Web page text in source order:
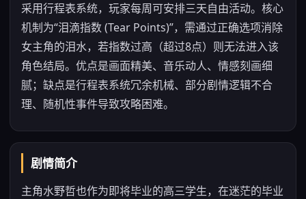
采用行程表系统，玩家每周可安排三天自由活动。核心
机制为“泪滴指数 (Tear Points)”，需通过正确选项消除
女主角的泪水，若指数过高（超过8点）则无法进入该
角色结局。优点是画面精美、音乐动人、情感刻画细
腻；缺点是行程表系统冗余机械、部分剧情逻辑不合
理、随机性事件导致攻略困难。
剧情简介
主角水野哲也作为即将毕业的高三学生，在迷茫的毕业